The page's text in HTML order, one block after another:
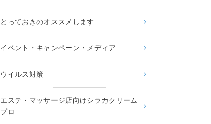
とっておきのオススメします
イベント・キャンペーン・メディア
ウイルス対策
エステ・マッサージ店向けシラカクリーム
プロ